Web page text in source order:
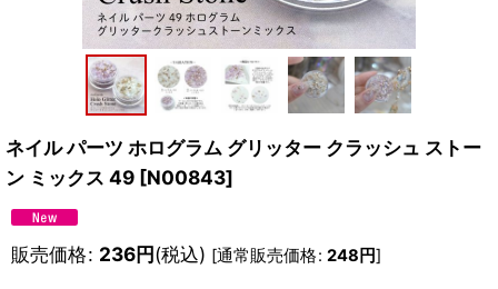
ネイル パーツ ホログラム グリッター クラッシュ ストー
ン ミックス 49 [N00843]
販売価格: 236円(税込) [通常販売価格: 248 円]